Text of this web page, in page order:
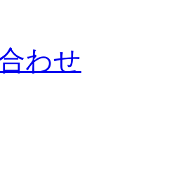
わせ